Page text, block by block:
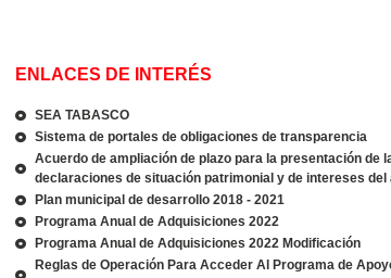
ENLACES DE INTERÉS
SEA TABASCO
Sistema de portales de obligaciones de transparencia
Acuerdo de ampliación de plazo para la presentación de
declaraciones de situación patrimonial y de intereses del
Plan municipal de desarrollo 2018 - 2021
Programa Anual de Adquisiciones 2022
Programa Anual de Adquisiciones 2022 Modificación
Reglas de Operación Para Acceder Al Programa de